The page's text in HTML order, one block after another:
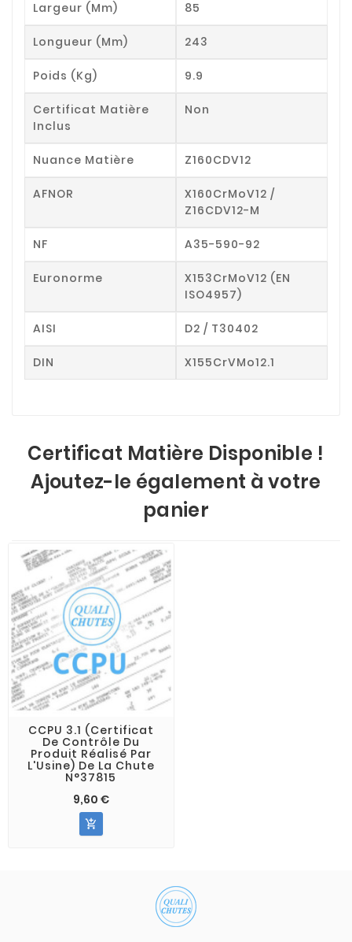
Largeur (mm) 85
Longueur (mm) 243
Poids (kg) 9.9
Certificat Matière
Inclus
Non
Nuance Matière Z160CDV12
AFNOR
X160CrMoV12 /
Z16CDV12-M
NF A35-590-92
Euronorme
X153CrMoV12 (EN
ISO4957)
AISI D2 / T30402
DIN X155CrVMo12.1
Certificat Matière Disponible !
Ajoutez-le également à votre
panier
CCPU 3.1 (Certificat
De Contrôle Du
Produit Réalisé Par
L'Usine) De La Chute
N°37815
9,60 €
